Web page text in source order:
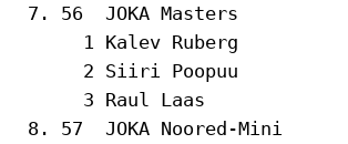
7. 56  JOKA Masters
1 Kalev Ruberg
2 Siiri Poopuu
3 Raul Laas
8. 57  JOKA Noored-Mini